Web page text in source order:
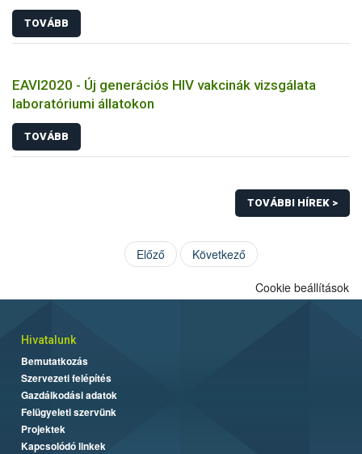
állatkísérletes és molekuláris biológiai eszközökkel
TOVÁBB
EAVI2020 - Új generációs HIV vakcinák vizsgálata
laboratóriumi állatokon
TOVÁBB
TOVÁBBI HÍREK >
Előző Következő
Cookie beállítások
Hivatalunk
Bemutatkozás
Szervezeti felépítés
Gazdálkodási adatok
Felügyeleti szervünk
Projektek
Kapcsolódó linkek